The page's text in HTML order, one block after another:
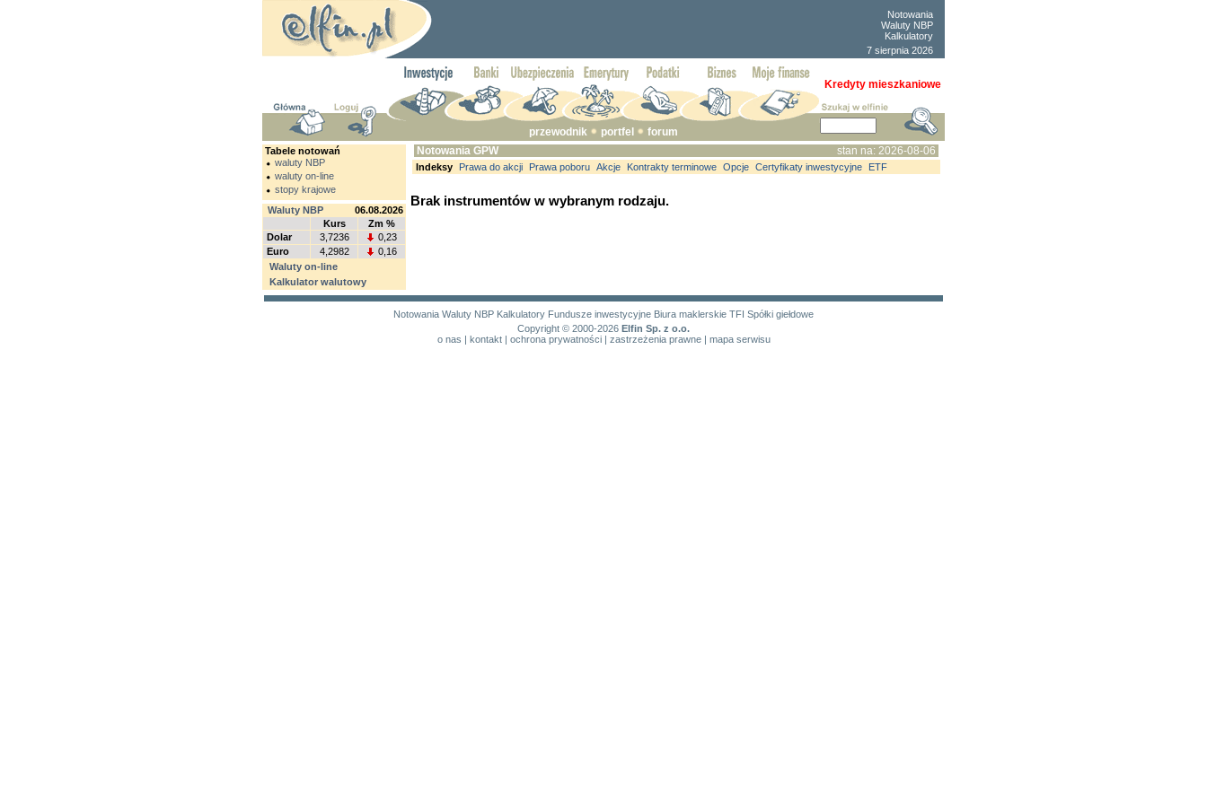
Notowania
Waluty NBP
Kalkulatory
7 sierpnia 2026
Kredyty mieszkaniowe
przewodnik portfel forum
Tabele notowań
waluty NBP
waluty on-line
stopy krajowe
Waluty NBP
06.08.2026
Kurs
Zm %
Dolar
3,7236
0,23
Euro
4,2982
0,16
Waluty on-line
Kalkulator walutowy
Notowania GPW stan na: 2026-08-06
Indeksy Prawa do akcji Prawa poboru Akcje Kontrakty terminowe Opcje Certyfikaty inwestycyjne ETF
Brak instrumentów w wybranym rodzaju.
Notowania Waluty NBP Kalkulatory Fundusze inwestycyjne Biura maklerskie TFI Spółki giełdowe
Copyright © 2000-2026 Elfin Sp. z o.o.
o nas | kontakt| ochrona prywatności| zastrzeżenia prawne| mapa serwisu